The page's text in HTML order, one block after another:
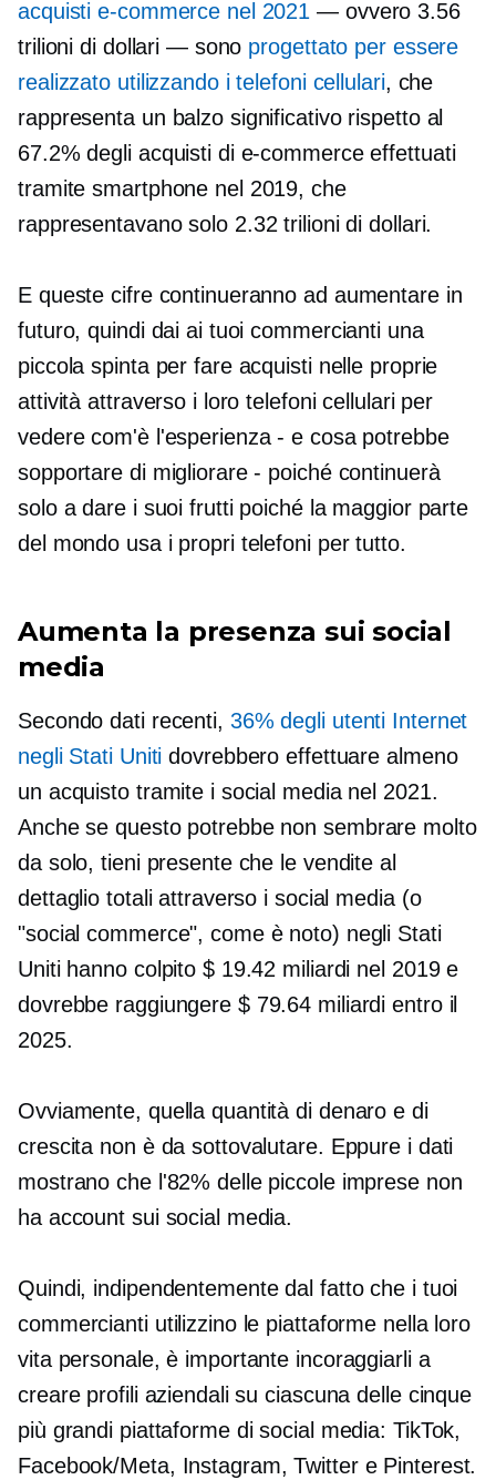
acquisti e-commerce nel 2021 — ovvero 3.56
trilioni di dollari — sono progettato per essere
realizzato utilizzando i telefoni cellulari, che
rappresenta un balzo significativo rispetto al
67.2% degli acquisti di e-commerce effettuati
tramite smartphone nel 2019, che
rappresentavano solo 2.32 trilioni di dollari.
E queste cifre continueranno ad aumentare in
futuro, quindi dai ai tuoi commercianti una
piccola spinta per fare acquisti nelle proprie
attività attraverso i loro telefoni cellulari per
vedere com'è l'esperienza - e cosa potrebbe
sopportare di migliorare - poiché continuerà
solo a dare i suoi frutti poiché la maggior parte
del mondo usa i propri telefoni per tutto.
Aumenta la presenza sui social
media
Secondo dati recenti, 36% degli utenti Internet
negli Stati Uniti dovrebbero effettuare almeno
un acquisto tramite i social media nel 2021.
Anche se questo potrebbe non sembrare molto
da solo, tieni presente che le vendite al
dettaglio totali attraverso i social media (o
"social commerce", come è noto) negli Stati
Uniti hanno colpito $ 19.42 miliardi nel 2019 e
dovrebbe raggiungere $ 79.64 miliardi entro il
2025.
Ovviamente, quella quantità di denaro e di
crescita non è da sottovalutare. Eppure i dati
mostrano che l'82% delle piccole imprese non
ha account sui social media.
Quindi, indipendentemente dal fatto che i tuoi
commercianti utilizzino le piattaforme nella loro
vita personale, è importante incoraggiarli a
creare profili aziendali su ciascuna delle cinque
più grandi piattaforme di social media: TikTok,
Facebook/Meta, Instagram, Twitter e Pinterest.